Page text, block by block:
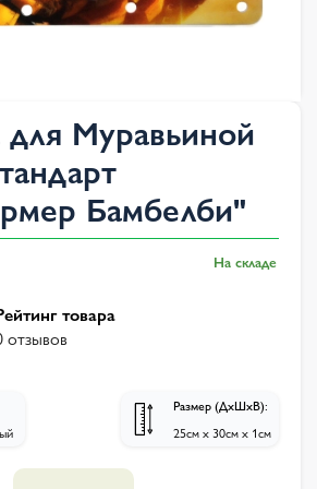
для Муравьиной
Бамбелби"
На складе
товара
отзывов
Размер (ДхШхВ):
25см х 30см х 1см